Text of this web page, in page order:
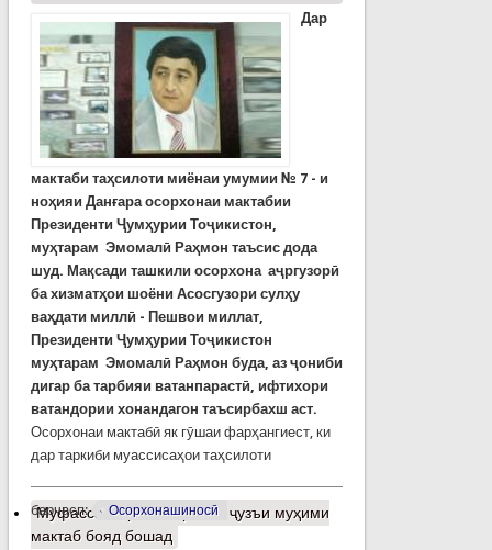
Дар
мактаби таҳсилоти миёнаи умумии № 7 - и
ноҳияи Данғара осорхонаи мактабии
Президенти Ҷумҳурии Тоҷикистон,
муҳтарам Эмомалӣ Раҳмон таъсис дода
шуд. Мақсади ташкили осорхона аҷргузорӣ
ба хизматҳои шоёни Асосгузори сулҳу
ваҳдати миллӣ - Пешвои миллат,
Президенти Ҷумҳурии Тоҷикистон
муҳтарам Эмомалӣ Раҳмон буда, азҷониби
дигар ба тарбияи ватанпарастӣ, ифтихори
ватандории хонандагон таъсирбахш аст.
Осорхонаи мактабӣ як гӯшаи фарҳангиест, ки
дар таркиби муассисаҳои таҳсилоти
барчасп: Осорхонашиносӣ
Муфассалтаро Осорхона ҷузъи муҳими
мактаб бояд бошад